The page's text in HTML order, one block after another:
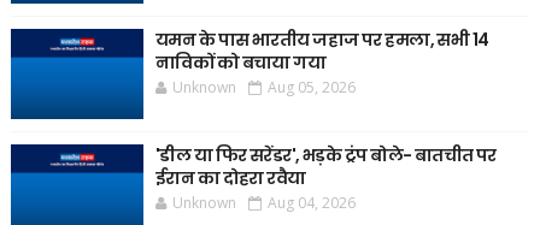
यमन के पास भारतीय जहाज पर हमला, सभी 14
नाविकों को बचाया गया
Unknown Aug 05, 2026
'डील या फिर सरेंडर', भड़के ट्रंप बोले- बातचीत पर
ईरान का दोहरा रवैया
Unknown Aug 04, 2026